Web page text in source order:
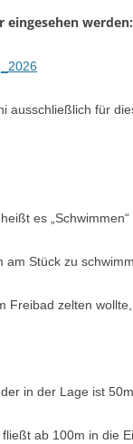
eingesehen werden:
ausschließlich für
es
Stück zu
Freibad zelten
in der Lage ist
ab 100m in die